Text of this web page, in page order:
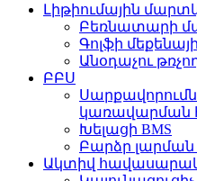
Լիթիումային
Բեռնատարի
Գոլֆի
Անօդաչու
ԲԲՍ
կառավարման
Խելացի BMS
Բարձր լարման /
Ակտիվ